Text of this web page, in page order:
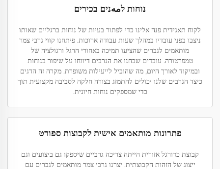
נוחות לمهנים בכירים
לקוח תאגידית פנה אלינו כדי לפתור בעיות של נוחות ברגליים שאותו
ניצבו בפני עובדיו במהלך שעות עבודה ארוכות. פיתחנו קווי גרבי צמר
מותאמים לגברים שהציעו תמיכה באחורי הרגל ורגולציה של
טמפרטורה. עובדים שבחנו את הגרבים דיווחו על שיפור בנוחות
ובמיקוד לאורך היום, מה שהוביל לייעילות משופרת. מקרה זה הדגים
כיצד הגרבים שלנו יכולים להתמזג בצורה חלקה לסביבה מקצועית תוך
כדי שמספקים נוחות חיונית.
פתרונות מותאמים אישית לקבוצות ספורט
קבוצת כדורגל אזורית הייתה צריכה גרביים שיספקו גם ביצועים וגם
ייצוג של הזהות הקבוצתית. יצרנו גרבי צמר מותאמים לגברים עם